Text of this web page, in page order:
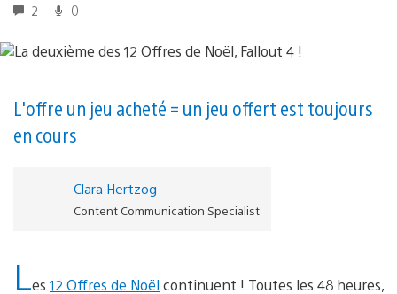
2 0
L'offre un jeu acheté = un jeu offert est toujours
en cours
Clara Hertzog
Content Communication Specialist
Les 12 Offres de Noëlcontinuent ! Toutes les 48 heures,